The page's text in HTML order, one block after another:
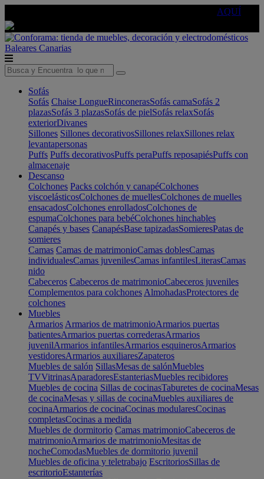
AQUÍ
Baleares Canarias
Sofás
Sofás Chaise LongueRinconerasSofás camaSofás 2
plazasSofás 3 plazasSofás de pielSofás relaxSofás
exteriorDivanes
Sillones Sillones decorativosSillones relaxSillones relax
levantapersonas
Puffs Puffs decorativosPuffs peraPuffs reposapiésPuffs con
almacenaje
Descanso
Colchones Packs colchón y canapéColchones
viscoelásticosColchones de muellesColchones de muelles
ensacadosColchones enrolladosColchones de
espumaColchones para bebéColchones hinchables
Canapés y bases CanapésBase tapizadasSomieresPatas de
somieres
Camas Camas de matrimonioCamas doblesCamas
individualesCamas juvenilesCamas infantilesLiterasCamas
nido
Cabeceros Cabeceros de matrimonioCabeceros juveniles
Complementos para colchones AlmohadasProtectores de
colchones
Muebles
Armarios Armarios de matrimonioArmarios puertas
batientesArmarios puertas correderasArmarios
juvenilArmarios infantilesArmarios esquinerosArmarios
vestidoresArmarios auxiliaresZapateros
Muebles de salón SillasMesas de salónMuebles
TVVitrinasAparadoresEstanteriasMuebles recibidores
Muebles de cocina Sillas de cocinasTaburetes de cocinaMesas
de cocinaMesas y sillas de cocinaMuebles auxiliares de
cocinaArmarios de cocinaCocinas modularesCocinas
completasCocinas a medida
Muebles de dormitorio Camas matrimonioCabeceros de
matrimonioArmarios de matrimonioMesitas de
nocheComodasMuebles de dormitorio juvenil
Muebles de oficina y teletrabajo EscritoriosSillas de
escritorioEstanterías